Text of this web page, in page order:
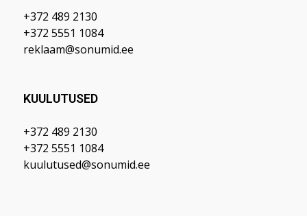
+372 489 2130
+372 5551 1084
reklaam@sonumid.ee
KUULUTUSED
+372 489 2130
+372 5551 1084
kuulutused@sonumid.ee